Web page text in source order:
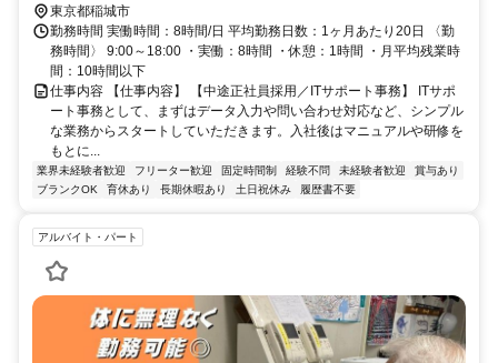
東京都稲城市
勤務時間 実働時間：8時間/日 平均勤務日数：1ヶ月あたり20日 〈勤
務時間〉 9:00～18:00 ・実働：8時間 ・休憩：1時間 ・月平均残業時
間：10時間以下
仕事内容 【仕事内容】 【中途正社員採用／ITサポート事務】 ITサポ
ート事務として、まずはデータ入力や問い合わせ対応など、シンプル
な業務からスタートしていただきます。入社後はマニュアルや研修を
もとに...
業界未経験者歓迎 フリーター歓迎 固定時間制 経験不問 未経験者歓迎
賞与あり
ブランクOK
育休あり 長期休暇あり 土日祝休み 履歴書不要
アルバイト・パート